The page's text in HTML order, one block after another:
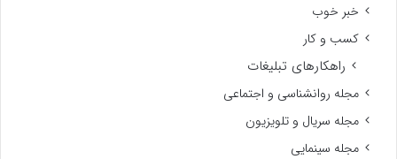
خبر خوب
کسب و کار
راهکارهای تبلیغات
مجله روانشناسی و اجتماعی
مجله سریال و تلویزیون
مجله سینمایی